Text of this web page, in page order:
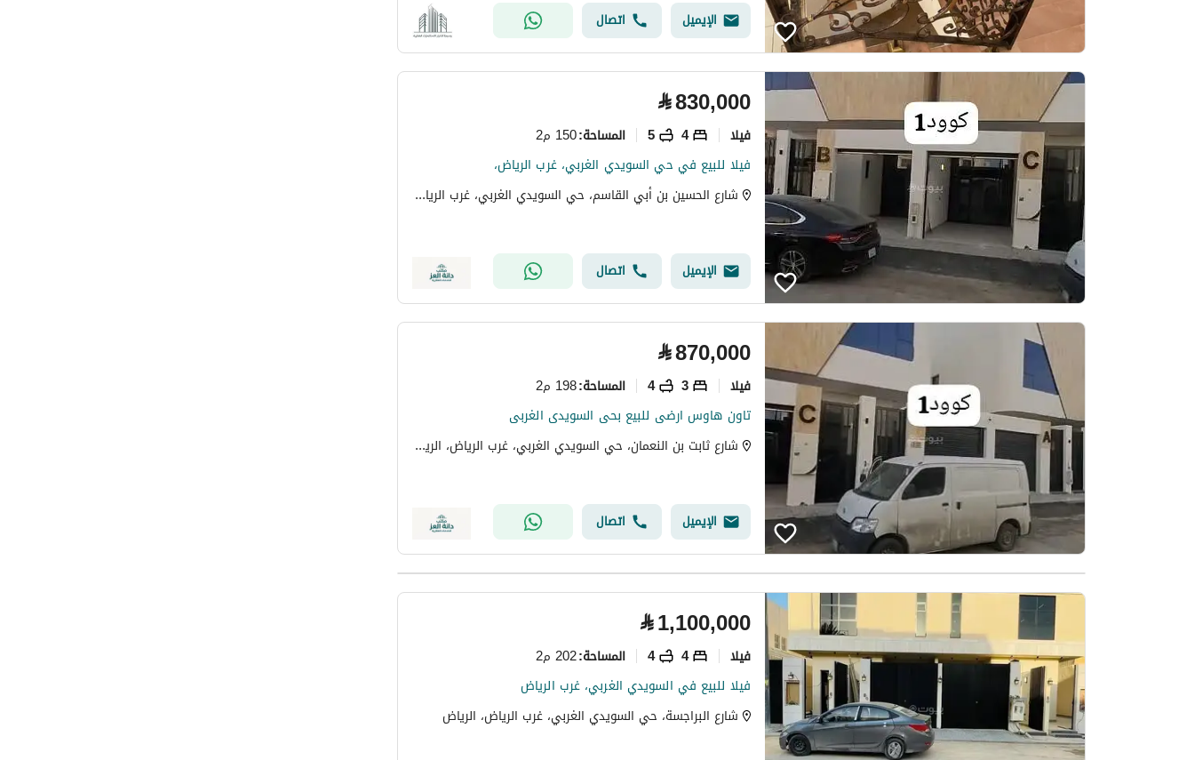
الإيميل اتصال
⃁830,000
فیلا 4
5 المساحة:150 م2
فيلا للبيع في حي السويدي الغربي، غرب الرياض،
شارع الحسين بن أبي القاسم، حي السويدي الغربي، غرب الرياض، الرياض
الإيميل اتصال
⃁870,000
فیلا 3
4 المساحة:198 م2
تاون هاوس ارضى للبيع بحى السويدى الغربى
شارع ثابت بن النعمان، حي السويدي الغربي، غرب الرياض، الرياض
الإيميل اتصال
⃁1,100,000
فیلا 4
4 المساحة:202 م2
فيلا للبيع في السويدي الغربي، غرب الرياض
شارع البراجسة، حي السويدي الغربي، غرب الرياض، الرياض